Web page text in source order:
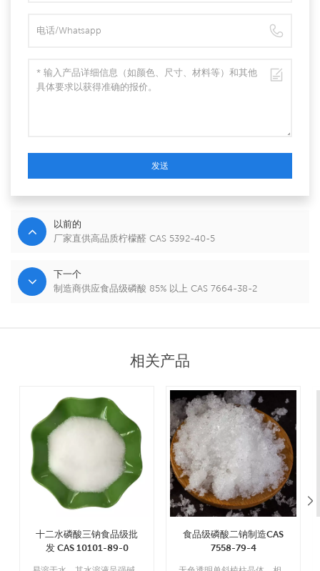
发送
以前的
厂家直供高品质柠檬醛 CAS 5392-40-5
下一个
制造商供应食品级磷酸 85% 以上 CAS 7664-38-2
相关产品
十二水磷酸三钠食品级批
发 CAS 10101-89-0
食品级磷酸二钠制造CAS
7558-79-4